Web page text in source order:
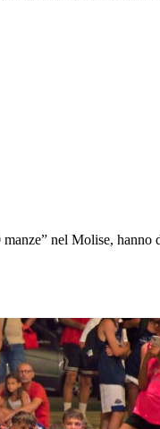
nel Molise, hanno